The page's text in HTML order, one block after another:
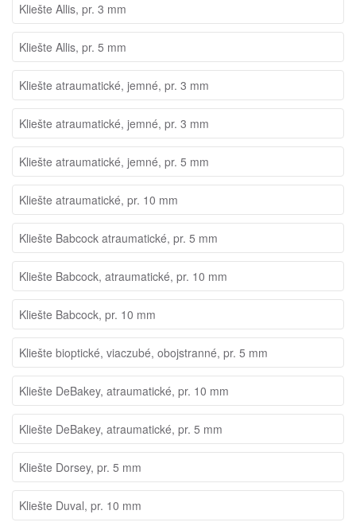
Kliešte Allis, pr. 3 mm
Kliešte Allis, pr. 5 mm
Kliešte atraumatické, jemné, pr. 3 mm
Kliešte atraumatické, jemné, pr. 3 mm
Kliešte atraumatické, jemné, pr. 5 mm
Kliešte atraumatické, pr. 10 mm
Kliešte Babcock atraumatické, pr. 5 mm
Kliešte Babcock, atraumatické, pr. 10 mm
Kliešte Babcock, pr. 10 mm
Kliešte bioptické, viaczubé, obojstranné, pr. 5 mm
Kliešte DeBakey, atraumatické, pr. 10 mm
Kliešte DeBakey, atraumatické, pr. 5 mm
Kliešte Dorsey, pr. 5 mm
Kliešte Duval, pr. 10 mm